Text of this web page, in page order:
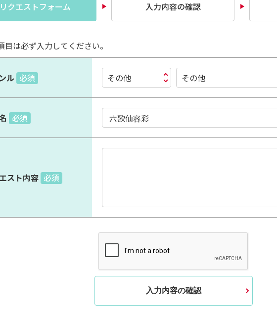
リクエストフォーム 入力内容の確認
目は必ず入力してください。
ル 必須 その他 その他
必須
スト内容 必須
入力内容の確認